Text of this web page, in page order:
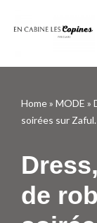
Home» MODE »
soirées sur Zaful.
de